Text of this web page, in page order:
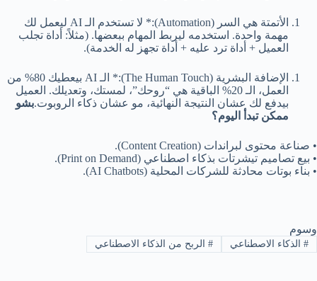
الأتمتة هي السر (Automation):* لا تستخدم الـ AI ليعمل لك
مهمة واحدة. استخدمه ليربط المهام ببعضها. (مثلاً: أداة تجلب
العميل + أداة ترد عليه + أداة تجهز له الخدمة).
الإضافة البشرية (The Human Touch):* الـ AI بيعطيك 80% من
العمل، الـ 20% الباقية هي “روحك”، لمستك، وتعديلك. العميل
بيدفع لك عشان النتيجة النهائية، مو عشان ذكاء الروبوت.بشو
ممكن تبدأ اليوم؟
•⁠ ⁠صناعة محتوى لبراندات (Content Creation).
•⁠ ⁠بيع تصاميم تيشرتات بذكاء اصطناعي (Print on Demand).
•⁠ ⁠بناء بوتات محادثة للشركات المحلية (AI Chatbots).
وسوم
#الذكاء الاصطناعي #الربح من الذكاء الاصطناعي